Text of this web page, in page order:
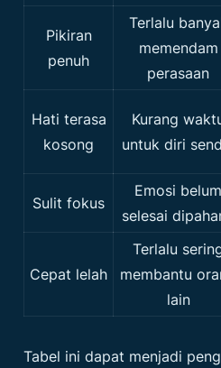
Pikiran
penuh
Terlalu
memendam
perasaan
Hati terasa
kosong
Kurang
untuk diri
Sulit fokus
Emosi belum
selesai
Cepat lelah
Terlalu
membantu
lain
Tabel ini dapat menjadi